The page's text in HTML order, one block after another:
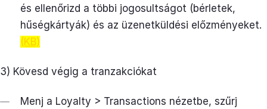
és ellenőrizd a többi jogosultságot (bérletek,
hűségkártyák) és az üzenetküldési előzményeket.
(KB)
3) Kövesd végig a tranzakciókat
Menj a Loyalty > Transactions nézetbe, szűrj